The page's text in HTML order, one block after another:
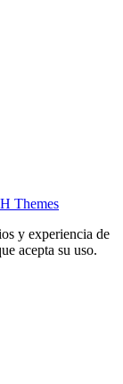
Themes
y experiencia de
acepta su uso.